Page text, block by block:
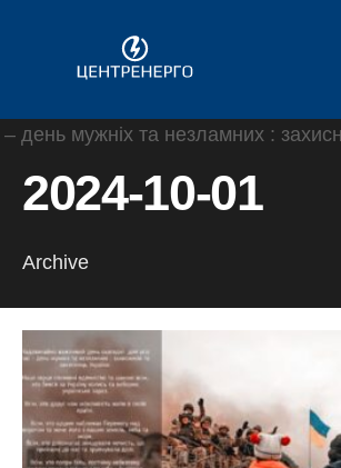
2024-10-01
Archive
сайту